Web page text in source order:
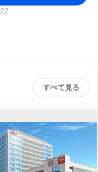
すべて見る